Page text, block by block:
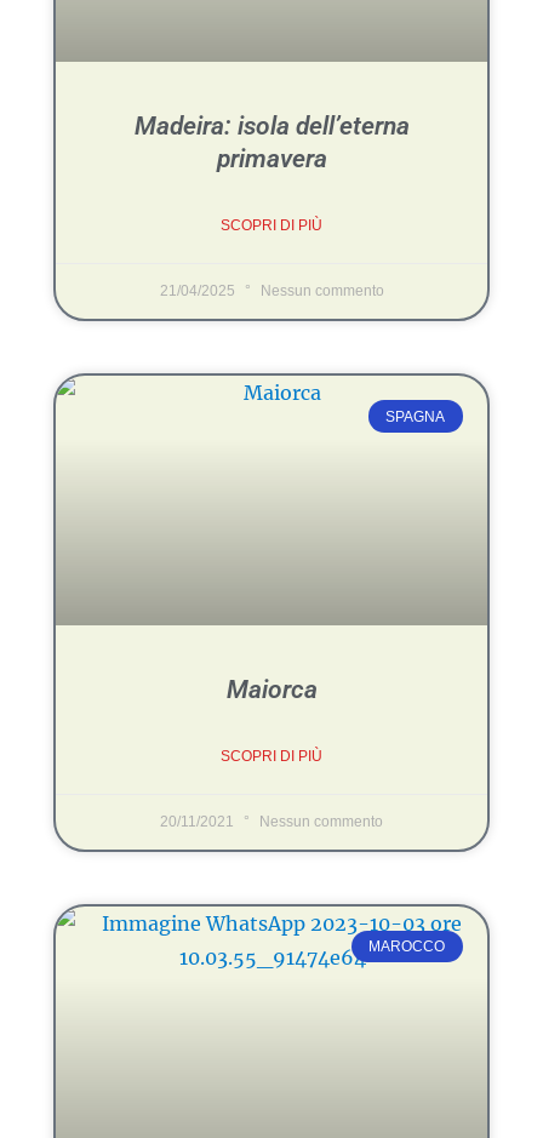
Madeira: isola dell’eterna
primavera
SCOPRI DI PIÙ
21/04/2025 Nessun commento
SPAGNA
Maiorca
SCOPRI DI PIÙ
20/11/2021 Nessun commento
MAROCCO